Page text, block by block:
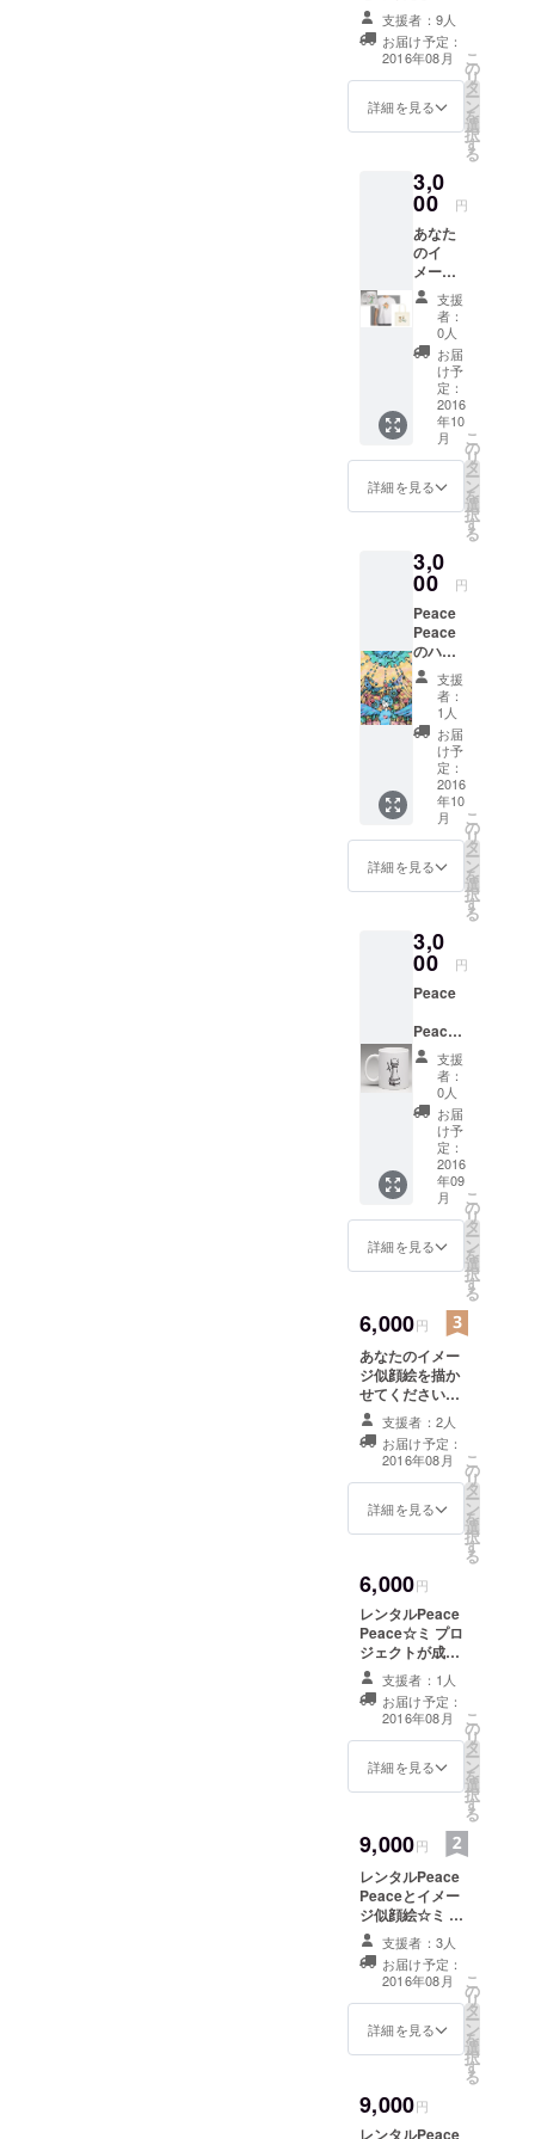
ミ あなたのお写
真と任意のプロ
フィールをデー
タで頂き、イ
メージ似顔絵を
描かせて頂きま
す。 あなたのイ
ントいたしま
支援者：9人
お届け予定：
2016年08月
詳細を見る
こ
の
リ
タ
ー
ン
を
選
択
す
る
3,0
00 円
あなた
のイ
メージ
似顔絵
を描か
せてく
ださい
☆ミ あ
なたの
お写真
と任意
のプロ
フィー
ルを
データ
で頂
メージ
似顔絵
を描か
せて頂
きま
す。 あ
なたの
イメー
ジ似顔
絵をマ
グカッ
プ、
トート
バッ
グ、T
シャツ
にプリ
いたし
ます。
マグ
カッ
トート
バッ
グ、T
シャツ
には支
援金額
とは別
に原価
代金、
プリン
ト代金
が個人
（どれ
も合計
で1500
円から
2000円
以内で
す。）
支援
者：
0人
お届
け予
定：
2016
年10
月
詳細を見る
こ
の
リ
タ
ー
ン
を
選
択
す
る
3,0
00 円
Peace
Peace
のハッ
ピース
vol.1イ
ラスト
集をプ
レゼン
トいた
しま
す。 プ
ロジェ
クトが
成立
し、イ
ラスト
版後、
何らか
の形で
イラス
お届け
いたし
ます。
支援
者：
1人
お届
け予
定：
2016
年10
月
詳細を見る
こ
の
リ
タ
ー
ン
を
選
択
す
る
3,0
00 円
Peace
Peace
の販促
アイテ
ムを一
つプレ
ゼン
ト。 イ
ベント
に参加
する際
に販売
してい
るアイ
テムを
レゼン
トいた
しま
す。
Peace
Peace
の描い
たイラ
ストの
中で気
に入っ
ば、そ
ちらを
何らか
の販促
アイテ
ムにし
てプレ
ゼント
いたし
ます。
(例：マ
グカッ
ツ、
トート
バッ
グ、ス
マホ
ケー
ス、
ノー
ト、マ
ウス
パッド
など)
支援
者：
0人
お届
け予
定：
2016
年09
月
詳細を見る
こ
の
リ
タ
ー
ン
を
選
択
す
る
6,000円
あなたのイメー
ジ似顔絵を描か
せてください☆
ミ あなたのお写
真と任意のプロ
フィールをデー
タで頂き、あな
たのイメージ似
顔絵を描かせて
頂きます。 プロ
Peace Peaceの
イラスト集にあ
なたのイメージ
似顔絵と本名or
ニックネームを
掲載させて頂き
ます。あなたか
らご希望があれ
ば簡単なプロ
フィールも掲載
させて頂きま
す。プロフィー
です。
支援者：2人
お届け予定：
2016年08月
詳細を見る
こ
の
リ
タ
ー
ン
を
選
択
す
る
6,000円
レンタルPeace
Peace☆ミ プロ
ジェクトが成立
した場合、お互
いの都合が合う
日でフルタイム
の半分4時間程度
Peace Peaceを
レンタルできま
い。 ご相談後、
場合によっては
レンタルできな
いこともありま
す。 （レンタル
Peace Peaceが
不成立となった
場合、あなたの
お写真と任意プ
データで頂き、
イメージ似顔絵
イメージ似顔絵
をデータでプレ
支援者：1人
お届け予定：
2016年08月
詳細を見る
こ
の
リ
タ
ー
ン
を
選
択
す
る
9,000円
レンタルPeace
Peaceとイメー
ジ似顔絵☆ミ プ
ロジェクトが成
立した場合、レ
ンタルPeace
Peace(フルタイ
ムの半分4時間程
度)をした後日あ
なたのイメージ
似顔絵をデータ
支援者：3人
お届け予定：
2016年08月
詳細を見る
こ
の
リ
タ
ー
ン
を
選
択
す
る
9,000円
レンタルPeace